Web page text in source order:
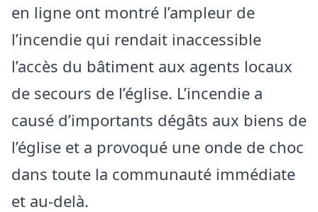
en ligne ont montré l’ampleur de
l’incendie qui rendait inaccessible
l’accès du bâtiment aux agents locaux
de secours de l’église. L’incendie a
causé d’importants dégâts aux biens de
l’église et a provoqué une onde de choc
dans toute la communauté immédiate
et au-delà.